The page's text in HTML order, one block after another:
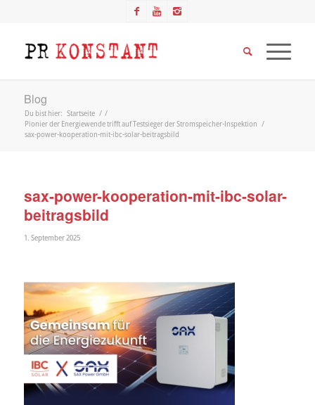
Blog
Du bist hier: Startseite / /
Pionier der Energiewende trifft auf Testsieger der Stromspeicher-Inspektion /
sax-power-kooperation-mit-ibc-solar-beitragsbild
sax-power-kooperation-mit-ibc-solar-
beitragsbild
1. September 2025